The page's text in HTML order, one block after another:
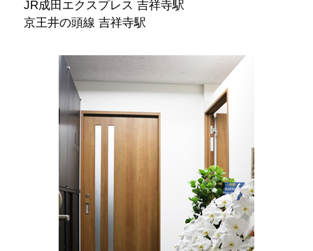
JR成田エクスプレス 吉祥寺駅
京王井の頭線 吉祥寺駅